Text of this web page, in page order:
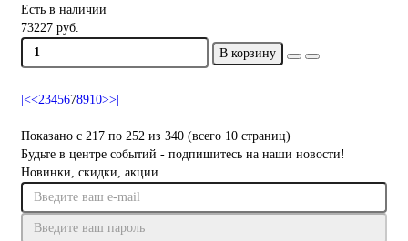
Есть в наличии
73227 руб.
В корзину
|<<2345678910>>|
Показано с 217 по 252 из 340 (всего 10 страниц)
Будьте в центре событий - подпишитесь на наши новости!
Новинки, скидки, акции.